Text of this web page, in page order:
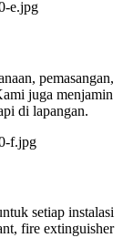
pemasangan,
juga menjamin
di lapangan.
setiap instalasi
fire extinguisher